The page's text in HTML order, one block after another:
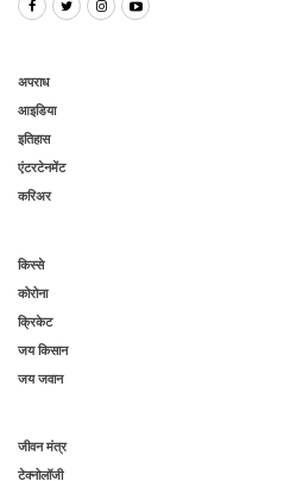
अपराध
आइडिया
इतिहास
एंटरटेनमेंट
करिअर
किस्से
कोरोना
क्रिकेट
जय किसान
जय जवान
जीवन मंत्र
टेक्नोलॉजी